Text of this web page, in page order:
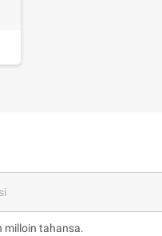
milloin tahansa.